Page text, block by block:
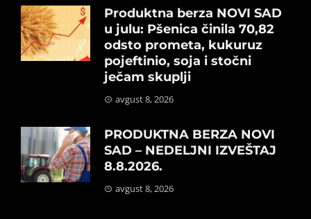
Produktna berza NOVI SAD
u julu: Pšenica činila 70,82
odsto prometa, kukuruz
pojeftinio, soja i stočni
ječam skuplji
avgust 8, 2026
PRODUKTNA BERZA NOVI
SAD – NEDELJNI IZVEŠTAJ
8.8.2026.
avgust 8, 2026